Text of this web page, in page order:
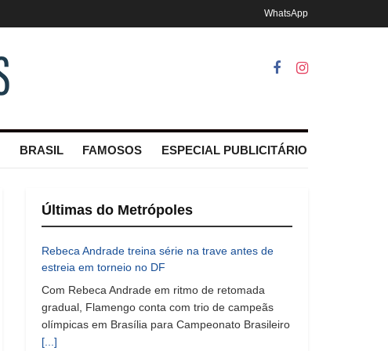
WhatsApp
BRASIL FAMOSOS ESPECIAL PUBLICITÁRIO
Últimas do Metrópoles
Rebeca Andrade treina série na trave antes de
estreia em torneio no DF
Com Rebeca Andrade em ritmo de retomada
gradual, Flamengo conta com trio de campeãs
olímpicas em Brasília para Campeonato Brasileiro
[...]